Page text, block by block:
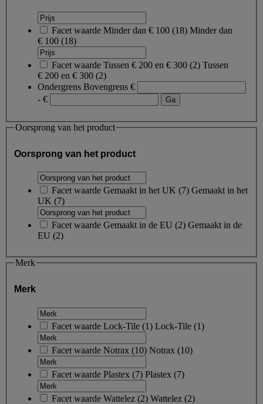
Facet waarde Minder dan € 100 (18) Minder dan
€ 100 (18)
Facet waarde Tussen € 200 en € 300 (2) Tussen
€ 200 en € 300 (2)
Ondergrens Bovengrens €
- €
Oorsprong van het product
Oorsprong van het product
Facet waarde Gemaakt in het UK (7) Gemaakt in het
UK (7)
Facet waarde Gemaakt in de EU (2) Gemaakt in de
EU (2)
Merk
Merk
Facet waarde Lock-Tile (1) Lock-Tile (1)
Facet waarde Notrax (10) Notrax (10)
Facet waarde Plastex (7) Plastex (7)
Facet waarde Wattelez (2) Wattelez (2)